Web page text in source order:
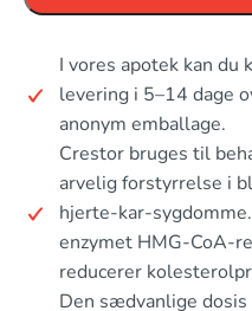
I vores apotek kan du
levering i 5–14 dage
anonym emballage.
Crestor bruges til
arvelig forstyrrelse i
hjerte-kar-
enzymet HMG-CoA-
reducerer
Den sædvanlige